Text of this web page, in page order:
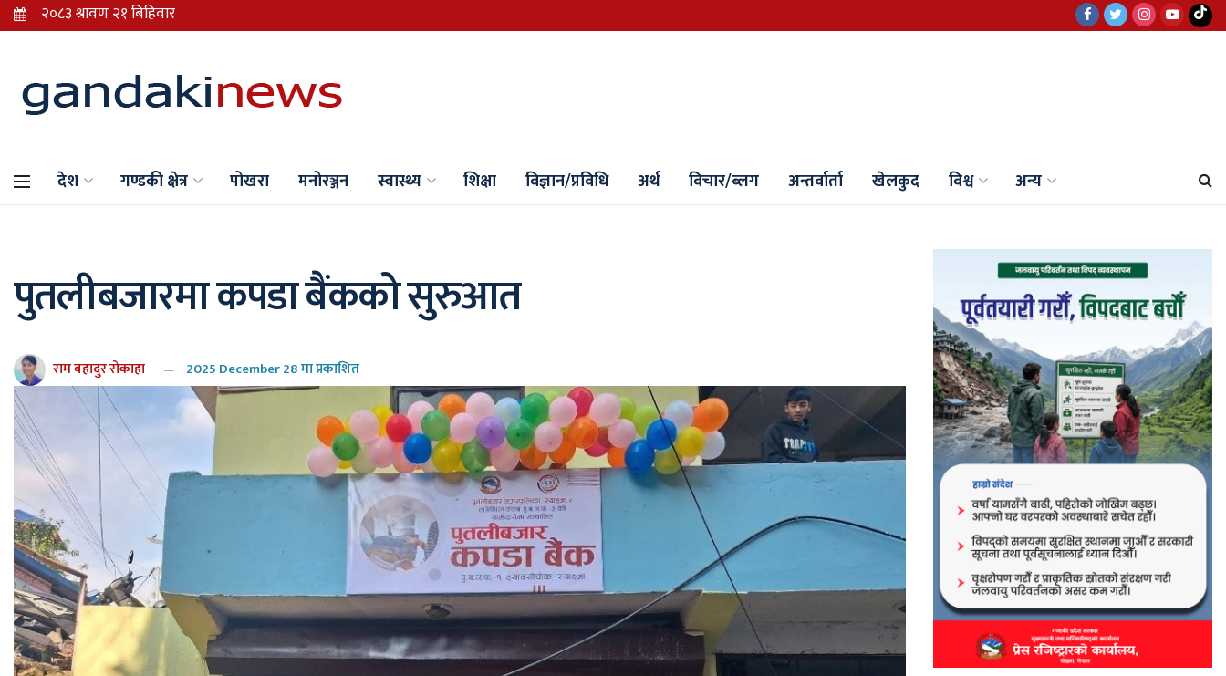
देश गण्डकी क्षेत्र पोखरा मनोरञ्जन स्वास्थ्य शिक्षा विज्ञान/प्रविधि अर्थ विचार/ब्लग अन्तर्वार्ता खेलकुद विश्व अन्य
पुतलीबजारमा कपडा बैंकको सुरुआत
राम बहादुर रोकाहा 2025 December 28 मा प्रकाशित